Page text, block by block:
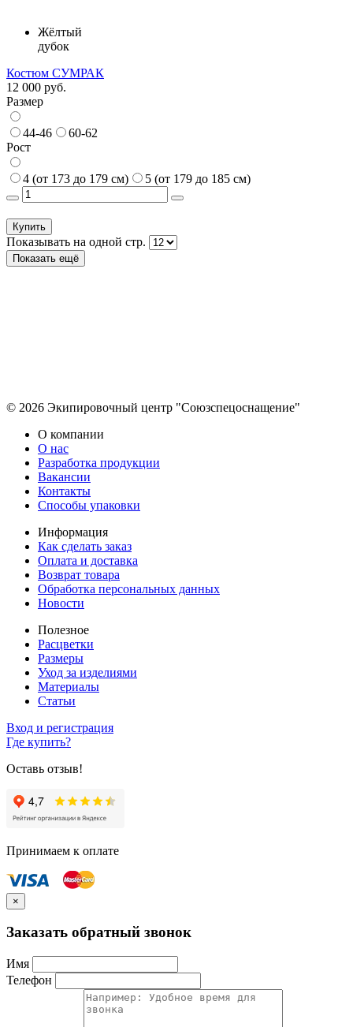
Жёлтый
дубок
Костюм СУМРАК
12 000 руб.
Размер
44-46
60-62
Рост
4 (от 173 до 179 см) 5 (от 179 до 185 см)
Купить
Показывать на одной стр.
Показать ещё
© 2026 Экипировочный центр "Союзспецоснащение"
О компании
О нас
Разработка продукции
Вакансии
Контакты
Способы упаковки
Информация
Как сделать заказ
Оплата и доставка
Возврат товара
Обработка персональных данных
Новости
Полезное
Расцветки
Размеры
Уход за изделиями
Материалы
Статьи
Вход и регистрация
Где купить?
Оставь отзыв!
Принимаем к оплате
×
Заказать обратный звонок
Имя
Телефон